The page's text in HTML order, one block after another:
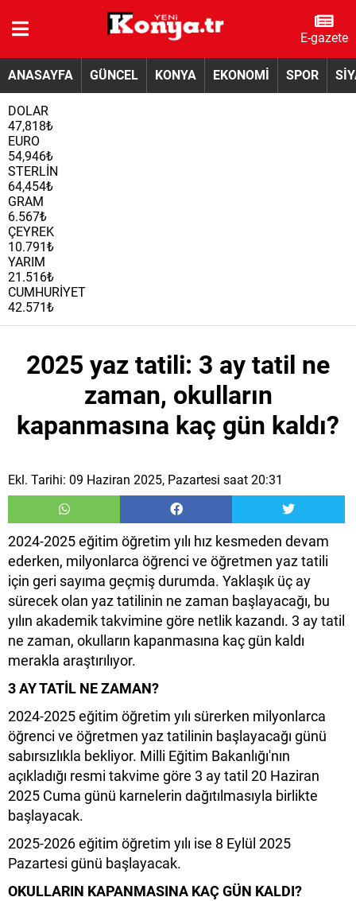
E-gazete
ANASAYFA GÜNCEL KONYA EKONOMİ SPOR
DOLAR
47,818₺
EURO
54,946₺
STERLİN
64,454₺
GRAM
6.567₺
ÇEYREK
10.791₺
YARIM
21.516₺
CUMHURİYET
42.571₺
2025 yaz tatili: 3 ay tatil ne
zaman, okulların
kapanmasına kaç gün kaldı?
Ekl. Tarihi: 09 Haziran 2025, Pazartesi saat 20:31
2024-2025 eğitim öğretim yılı hız kesmeden devam
ederken, milyonlarca öğrenci ve öğretmen yaz tatili
için geri sayıma geçmiş durumda. Yaklaşık üç ay
sürecek olan yaz tatilinin ne zaman başlayacağı, bu
yılın akademik takvimine göre netlik kazandı. 3 ay tatil
ne zaman, okulların kapanmasına kaç gün kaldı
merakla araştırılıyor.
3 AY TATİL NE ZAMAN?
2024-2025 eğitim öğretim yılı sürerken milyonlarca
öğrenci ve öğretmen yaz tatilinin başlayacağı günü
sabırsızlıkla bekliyor. Milli Eğitim Bakanlığı'nın
açıkladığı resmi takvime göre 3 ay tatil 20 Haziran
2025 Cuma günü karnelerin dağıtılmasıyla birlikte
başlayacak.
2025-2026 eğitim öğretim yılı ise 8 Eylül 2025
Pazartesi günü başlayacak.
OKULLARIN KAPANMASINA KAÇ GÜN KALDI?